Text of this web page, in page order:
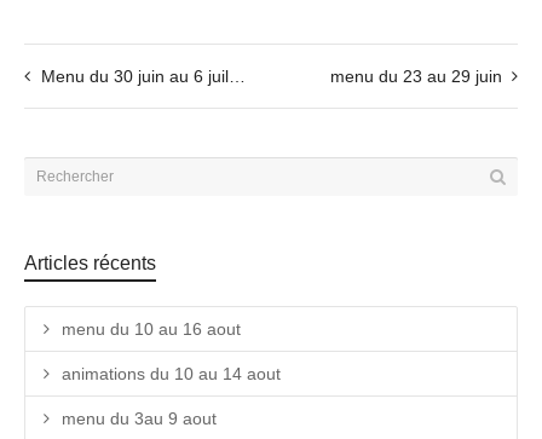
Menu du 30 juin au 6 juillet menu du 23 au 29 juin
Articles récents
menu du 10 au 16 aout
animations du 10 au 14 aout
menu du 3au 9 aout